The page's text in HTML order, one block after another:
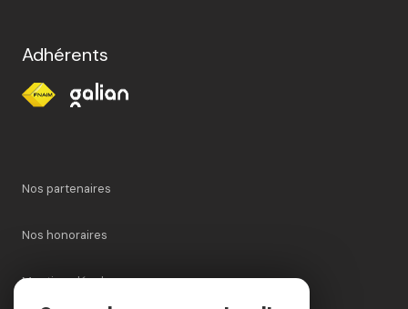
Adhérents
Nos partenaires
Nos honoraires
Mentions légales